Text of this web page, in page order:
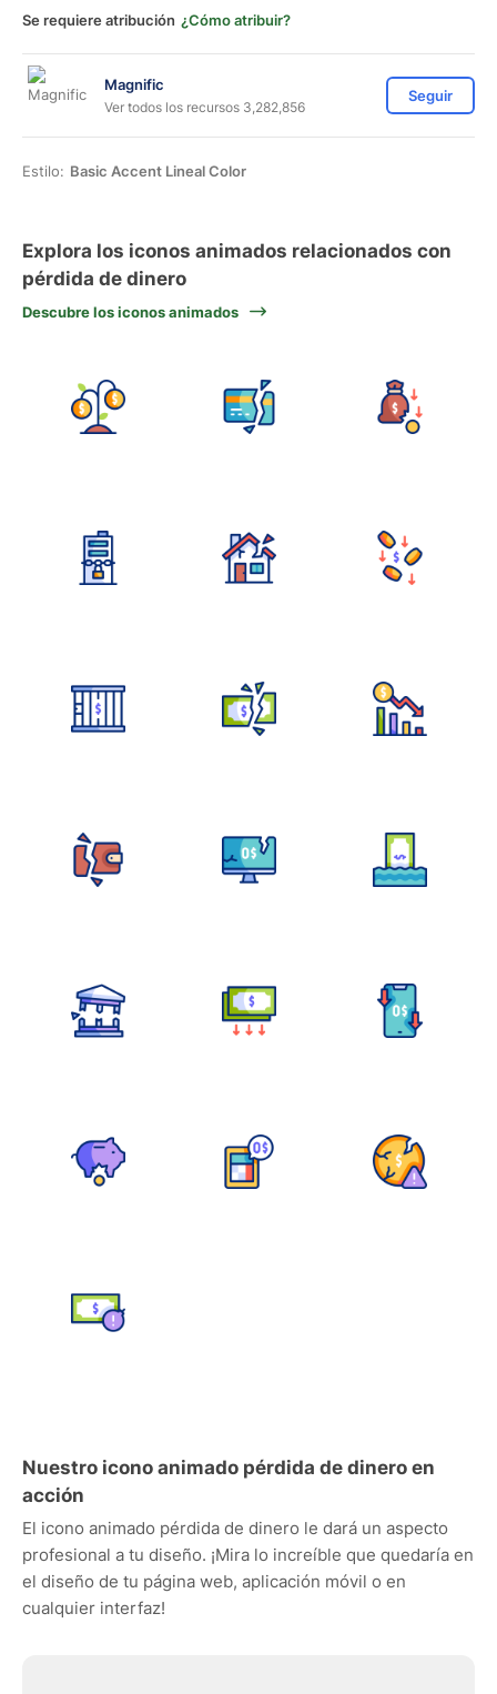
Se requiere atribución ¿Cómo atribuir?
Magnific
Ver todos los recursos 3,282,856
Seguir
Estilo: Basic Accent Lineal Color
Explora los iconos animados relacionados con
pérdida de dinero
Descubre los iconos animados
Nuestro icono animado pérdida de dinero en
acción
El icono animado pérdida de dinero le dará un aspecto
profesional a tu diseño. ¡Mira lo increíble que quedaría en
el diseño de tu página web, aplicación móvil o en
cualquier interfaz!